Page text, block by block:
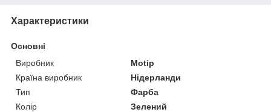
Характеристики
Основні
Виробник
Motip
Країна виробник
Нідерланди
Тип
Фарба
Колір
Зелений